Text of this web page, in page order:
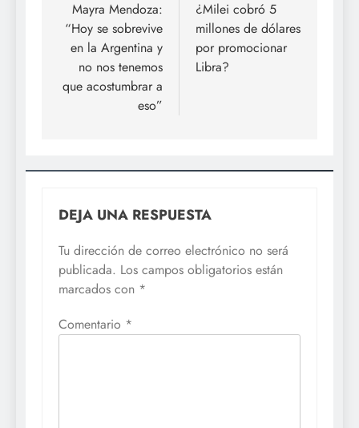
de
entradas
Mayra Mendoza:
“Hoy se sobrevive
en la Argentina y
no nos tenemos
que acostumbrar a
eso”
¿Milei cobró 5
millones de dólares
por promocionar
Libra?
DEJA UNA RESPUESTA
Tu dirección de correo electrónico no será
publicada. Los campos obligatorios están
marcados con *
Comentario *